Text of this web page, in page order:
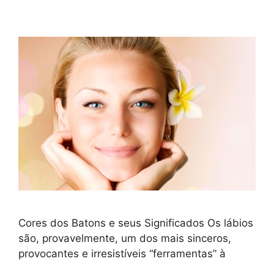
Cores dos Batons e seus Significados Os lábios
são, provavelmente, um dos mais sinceros,
provocantes e irresistíveis “ferramentas” à